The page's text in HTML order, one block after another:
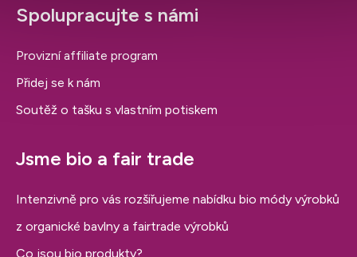
Spolupracujte s námi
Provizní affiliate program
Přidej se k nám
Soutěž o tašku s vlastním potiskem
Jsme bio a fair trade
Intenzivně pro vás rozšiřujeme nabídku bio módy výrobků
z organické bavlny a fairtrade výrobků
Co jsou bio produkty?